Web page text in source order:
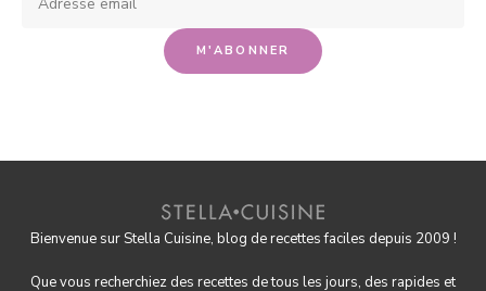
Bienvenue sur Stella Cuisine, blog de recettes faciles depuis 2009 !
Que vous recherchiez des recettes de tous les jours, des rapides et